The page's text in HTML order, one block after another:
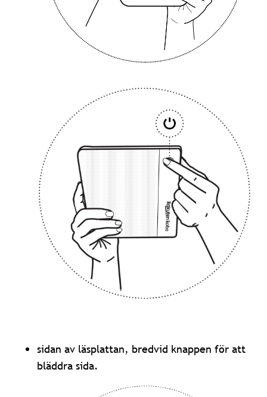
sidan av läsplattan, bredvid knappen för att
bläddra sida.